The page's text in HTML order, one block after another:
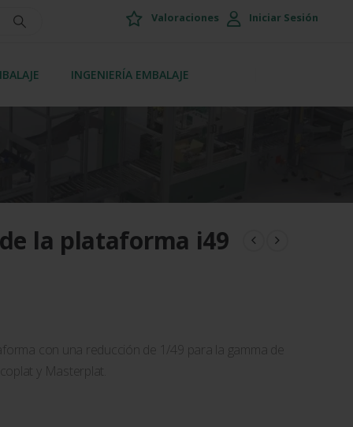
Valoraciones Iniciar Sesión
INGENIERÍA EMBALAJE
la plataforma i49
con una reducción de 1/49 para la gamma de
y Masterplat.